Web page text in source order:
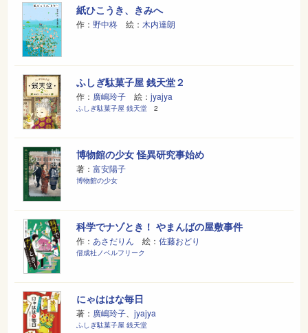
紙ひこうき、きみへ
作： 野中柊 絵： 木内達朗
ふしぎ駄菓子屋 銭天堂２
作： 廣嶋玲子 絵： jyajya
ふしぎ駄菓子屋 銭天堂 2
博物館の少女 怪異研究事始め
著： 富安陽子
博物館の少女
科学でナゾとき！ やまんばの屋敷事件
作： あさだりん 絵： 佐藤おどり
偕成社ノベルフリーク
にゃははな毎日
著： 廣嶋玲子 jyajya
ふしぎ駄菓子屋 銭天堂